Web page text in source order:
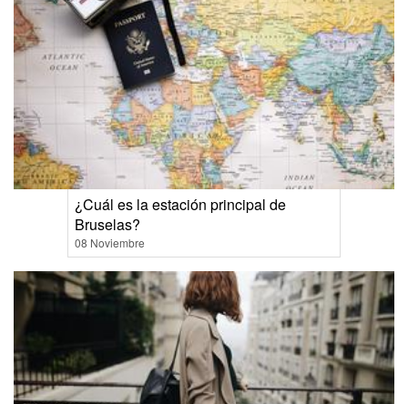
¿Cuál es la estación principal de
Bruselas?
08 Noviembre